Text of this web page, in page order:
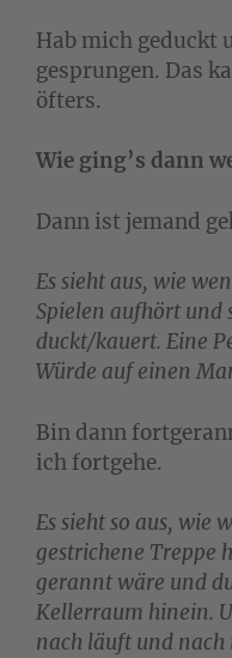
Hab mich geduckt
gesprungen. Das
öfters.
Wie ging’s dann
Dann ist jemand
Es sieht aus, wie
Spielen aufhört und
duckt/kauert. Eine
Würde auf einen
Bin dann
ich fortgehe.
Es sieht so aus, wie
gestrichene Treppe
gerannt wäre und
Kellerraum hinein.
nach läuft und nach